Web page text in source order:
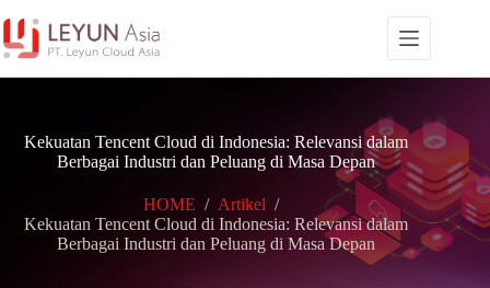
to
content
Kekuatan Tencent Cloud di Indonesia: Relevansi dalam
Berbagai Industri dan Peluang di Masa Depan
HOME / Artikel /
Kekuatan Tencent Cloud di Indonesia: Relevansi dalam
Berbagai Industri dan Peluang di Masa Depan